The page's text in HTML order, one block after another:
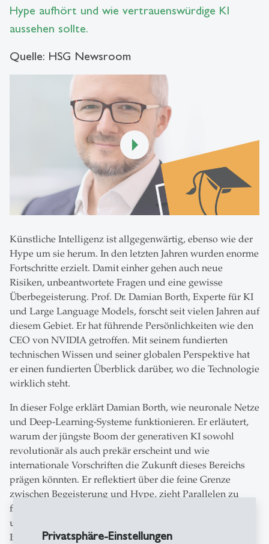
Privatsphäre-Einstellungen
Hype aufhört und wie vertrauenswürdige KI
aussehen sollte.
Quelle: HSG Newsroom
Künstliche Intelligenz ist allgegenwärtig, ebenso wie der
Hype um sie herum. In den letzten Jahren wurden enorme
Fortschritte erzielt. Damit einher gehen auch neue
Risiken, unbeantwortete Fragen und eine gewisse
Überbegeisterung. Prof. Dr. Damian Borth, Experte für KI
und Large Language Models, forscht seit vielen Jahren auf
diesem Gebiet. Er hat führende Persönlichkeiten wie den
CEO von NVIDIA getroffen. Mit seinem fundierten
technischen Wissen und seiner globalen Perspektive hat
er einen fundierten Überblick darüber, wo die Technologie
wirklich steht.
In dieser Folge erklärt Damian Borth, wie neuronale Netze
und Deep-Learning-Systeme funktionieren. Er erläutert,
warum der jüngste Boom der generativen KI sowohl
revolutionär als auch prekär erscheint und wie
internationale Vorschriften die Zukunft dieses Bereichs
prägen könnten. Er reflektiert über die feine Grenze
zwischen Begeisterung und Hype, zieht Parallelen zu
früheren «KI-Wintern» und plädiert für ein fundierteres
und realistischeres Verständnis der künstlichen
Intelligenz in der Öffentlichkeit.